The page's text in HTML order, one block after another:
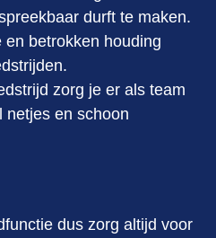
durft te maken.
betrokken houding
zorg je er als team
netjes en schoon
dus zorg altijd voor